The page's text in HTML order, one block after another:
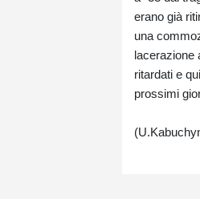
erano già
una
ritardati e
prossimi